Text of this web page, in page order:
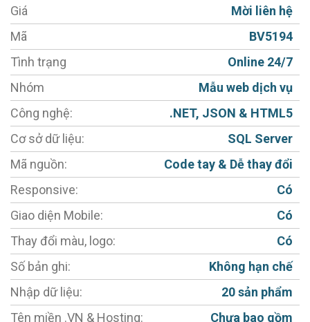
Máy tính bảng; Điện thoại di động lợi cho khách hàng.
- Giao diện đẹp, phù hợp với gu thẩm mỹ của người
Việt, sản phẩm hiển thị rõ ràng, hình ảnh kích thước
hợp lý, sắc nét, không bị scale (giãn) hình.
- Cho phép đăng bài Giới thiệu - Lĩnh vực hoạt
động - Thiết bị nhà máy - Dự án - Hỏi đáp - Download
tài liệu - Chăm sóc khách hàng - Tin tức - Liên hệ.
- Ngôn ngữ 01: Tiếng Việt (Có thể đổi sang ngôn ngữ
khác)
- Tích hợp Album ảnh, Video Clips . (Có thể mở rộng
thêm tính năng khác)
- Module quản lý và đăng các sản phẩm.
- Chèn Video, hình ảnh vào web công ty trong từng
sản phẩm chỉ bằng 1 thao tác đơn giản.
Giá
Mời liên hệ
Mã
BV5194
Tình trạng
Online 24/7
Nhóm
Mẫu web dịch vụ
Công nghệ:
.NET, JSON & HTML5
Cơ sở dữ liệu:
SQL Server
Mã nguồn:
Code tay & Dễ thay đổi
Responsive:
Có
Giao diện Mobile:
Có
Thay đổi màu, logo:
Có
Số bản ghi:
Không hạn chế
Nhập dữ liệu:
20 sản phẩm
Tên miền .VN & Hosting:
Chưa bao gồm